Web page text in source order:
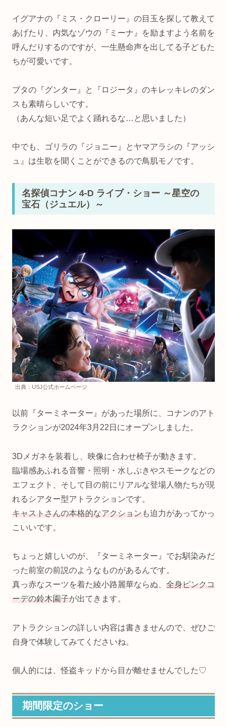
イグアナの『ミス・クローリー』の目玉を探して教えて
あげたり、内気なゾウの『ミーナ』を励ますよう名前を
呼んだりするのですが、一生懸命声を出してる子どもた
ちが可愛いです。
ブタの『グンター』と『ロジータ』のキレッキレのダン
スも素晴らしいです。
（あんな短い足でよく踊れるな…と思いました）
中でも、ゴリラの『ジョニー』とヤマアラシの『アッシ
ュ』は生歌を聞くことができるので鳥肌モノです。
名探偵コナン 4-D ライブ・ショー ～星空の
宝石（ジュエル）～
出典：USJ公式ホームページ
以前『ターミネーター』があった場所に、コナンのアト
ラクションが2024年3月22日にオープンしました。
3Dメガネを装着し、映像に合わせ椅子が動きます。
臨場感あふれる音響・照明・水しぶきやスモークなどの
エフェクト、そして目の前にリアルな登場人物たちが現
れるシアター型アトラクションです。
キャストさんの本格的なアクションも迫力があってかっ
こいいです。
ちょっと嬉しいのが、『ターミネーター』でお馴染みだ
った前室の前説のようなものがあるんです。
真っ赤なスーツを着た綾小路麗華ならぬ、 全身ピンクコ
ーデの鈴木園子が出てきます。
アトラクションの詳しい内容は書きませんので、ぜひご
自身で体験してみてくださいね。
個人的には、怪盗キッドから目が離せませんでした♡
期間限定のショー